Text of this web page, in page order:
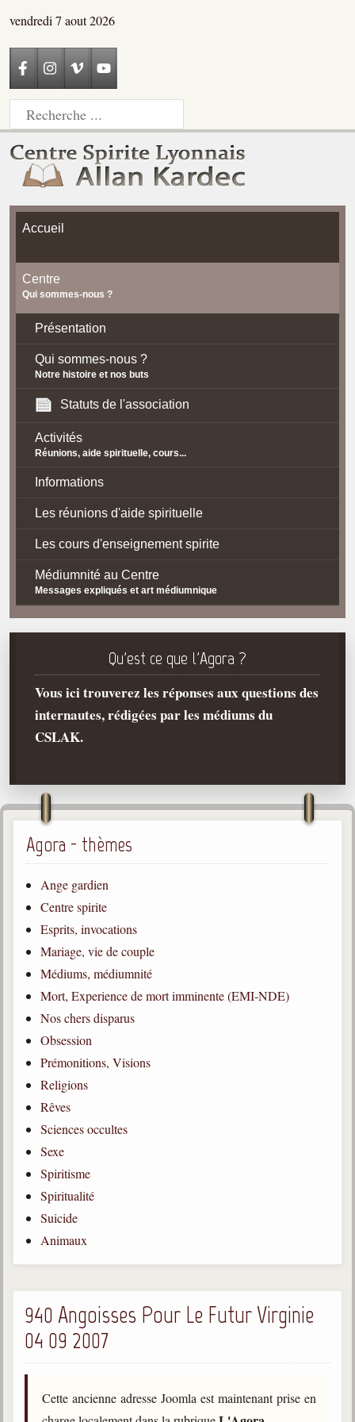
vendredi 7 aout 2026
Accueil
Centre
Qui sommes-nous ?
Présentation
Qui sommes-nous ?
Notre histoire et nos buts
Statuts de l'association
Activités
Réunions, aide spirituelle, cours...
Informations
Les réunions d'aide spirituelle
Les cours d'enseignement spirite
Médiumnité au Centre
Messages expliqués et art médiumnique
Contact / Accès
Plan d'accès
Spiritisme
Qu'est-ce que c'est ?
Philosophie
La doctrine d'Allan Kardec
But des manifestations spirites
Esprits
Médiums
Les hommes
Allan Kardec
1804-1869
Léon Denis
1846-1927
Gabriel Delanne
1857-1926
Chico Xavier
1910-2002
Divaldo Franco
1927-2025
Bibliothèque
Bibliothèque spirite
Documents
Bulletins "Le Spiritisme"
Qu'est ce que l'Agora ?
Vous ici trouverez les réponses aux questions des
internautes, rédigées par les médiums du
CSLAK.
Agora - thèmes
Ange gardien
Centre spirite
Esprits, invocations
Mariage, vie de couple
Médiums, médiumnité
Mort, Experience de mort imminente (EMI-NDE)
Nos chers disparus
Obsession
Prémonitions, Visions
Religions
Rêves
Sciences occultes
Sexe
Spiritisme
Spiritualité
Suicide
Animaux
940 Angoisses Pour Le Futur Virginie
04 09 2007
Cette ancienne adresse Joomla est maintenant prise en